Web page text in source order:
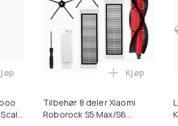
- Mørkebrun i handlekurven
K18 Airwash Dry Shampoo
Tilbehør 8 deler Xiaomi
Roborock S5 Max/S6
Legg
Kjøp